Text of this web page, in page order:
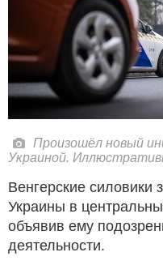
Произошёл новый
Украиной.
Венгерские силовики
Украины в
объявив ему
деятельности.